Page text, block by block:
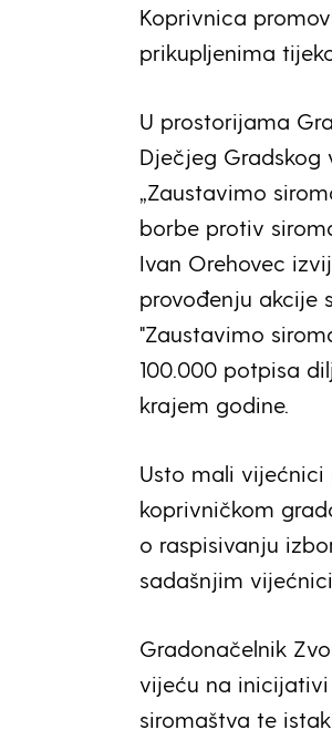
Koprivnica
prikupljenima
U prostorijama
Dječjeg
„Zaustavimo
borbe protiv
Ivan Orehovec
provođenju akcije
"Zaustavimo
100.000 potpisa
krajem godine.
Usto mali
koprivničkom
o raspisivanju
sadašnjim
Gradonačelnik
vijeću na
siromaštva te